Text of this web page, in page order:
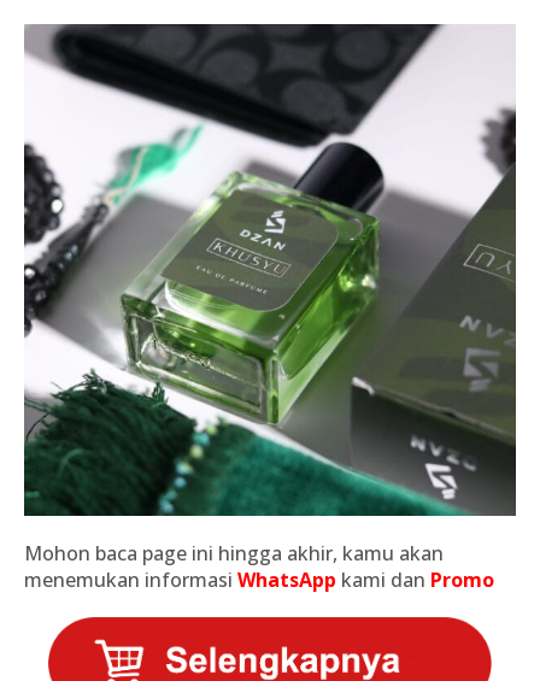
Mohon baca page ini hingga akhir, kamu akan
menemukan informasi WhatsApp kami dan Promo